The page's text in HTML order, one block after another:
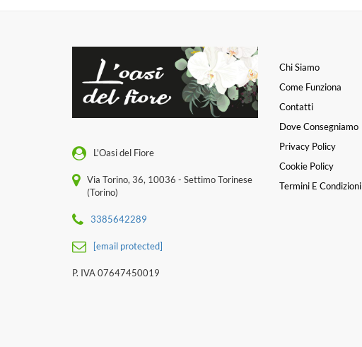
L'Oasi del Fiore
Via Torino, 36, 10036 - Settimo Torinese
(Torino)
3385642289
[email protected]
P. IVA 07647450019
Chi Siamo
Come Funziona
Contatti
Dove Consegniamo
Privacy Policy
Cookie Policy
Termini E Condizioni